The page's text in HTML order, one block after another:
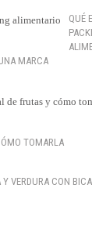
QUÉ
MARCA
TOMARLA
VERDURA CON